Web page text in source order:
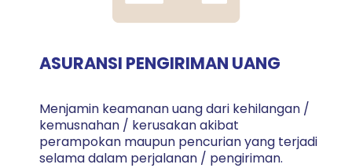
ASURANSI PENGIRIMAN UANG
Menjamin keamanan uang dari kehilangan /
kemusnahan / kerusakan akibat
perampokan maupun pencurian yang terjadi
selama dalam perjalanan / pengiriman.